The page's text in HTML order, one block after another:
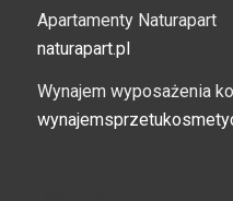
Apartamenty Naturapart
naturapart.pl
Wynajem wyposażenia